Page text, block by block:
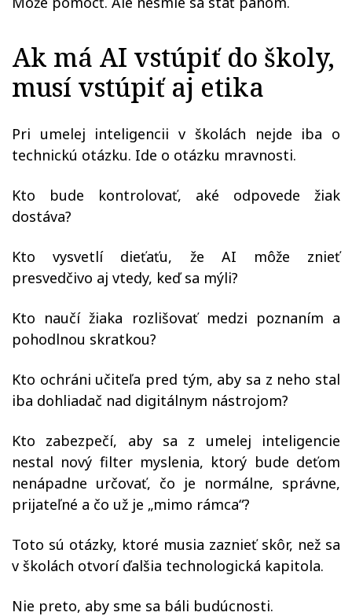
Ak má AI vstúpiť do školy,
musí vstúpiť aj etika
Pri umelej inteligencii v školách nejde iba o
technickú otázku. Ide o otázku mravnosti.
Kto bude kontrolovať, aké odpovede žiak
dostáva?
Kto vysvetlí dieťaťu, že AI môže znieť
presvedčivo aj vtedy, keď sa mýli?
Kto naučí žiaka rozlišovať medzi poznaním a
pohodlnou skratkou?
Kto ochráni učiteľa pred tým, aby sa z neho stal
iba dohliadač nad digitálnym nástrojom?
Kto zabezpečí, aby sa z umelej inteligencie
nestal nový filter myslenia, ktorý bude deťom
nenápadne určovať, čo je normálne, správne,
prijateľné a čo už je „mimo rámca“?
Toto sú otázky, ktoré musia zaznieť skôr, než sa
v školách otvorí ďalšia technologická kapitola.
Nie preto, aby sme sa báli budúcnosti.